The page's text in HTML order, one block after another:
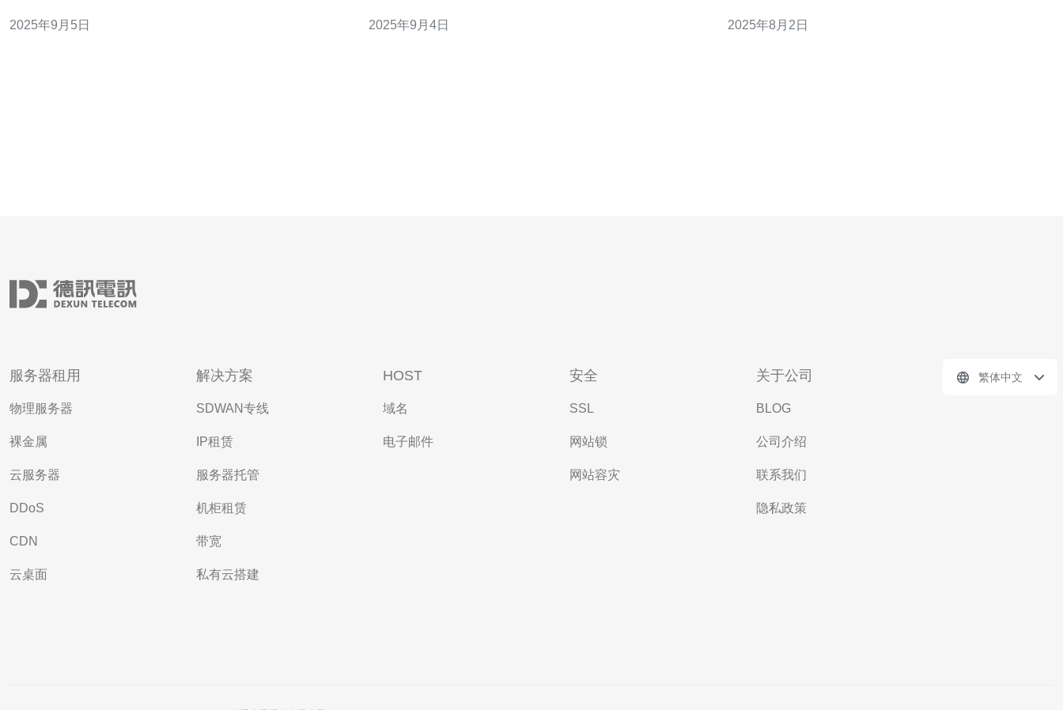
次，考虑存储需求，选择适合的硬盘类型和容量。最后，
2025年9月5日
在香港市场开展业务的公司尤为重要，因为它有助于提高
2025年9月4日
不意味着最佳的效果。本文将详细介绍香港机房布线的常
2025年8月2日
服务器租用
物理服务器
裸金属
云服务器
DDoS
CDN
云桌面
解决方案
SDWAN专线
IP租赁
服务器托管
机柜租赁
带宽
私有云搭建
HOST
域名
电子邮件
安全
SSL
网站锁
网站容灾
关于公司
BLOG
公司介绍
联系我们
隐私政策
繁体中文